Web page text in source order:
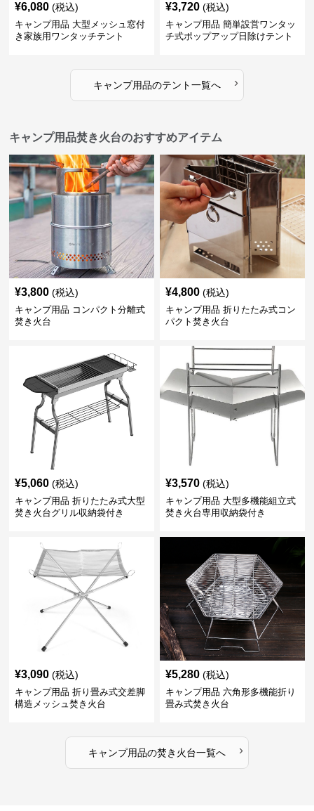
¥6,080 (税込)
キャンプ用品 大型メッシュ窓付
き家族用ワンタッチテント
¥3,720 (税込)
キャンプ用品 簡単設営ワンタッ
チ式ポップアップ日除けテント
キャンプ用品のテント一覧へ ›
キャンプ用品焚き火台のおすすめアイテム
¥3,800 (税込)
キャンプ用品 コンパクト分離式
焚き火台
¥4,800 (税込)
キャンプ用品 折りたたみ式コン
パクト焚き火台
¥5,060 (税込)
キャンプ用品 折りたたみ式大型
焚き火台グリル収納袋付き
¥3,570 (税込)
キャンプ用品 大型多機能組立式
焚き火台専用収納袋付き
¥3,090 (税込)
キャンプ用品 折り畳み式交差脚
構造メッシュ焚き火台
¥5,280 (税込)
キャンプ用品 六角形多機能折り
畳み式焚き火台
キャンプ用品の焚き火台一覧へ ›